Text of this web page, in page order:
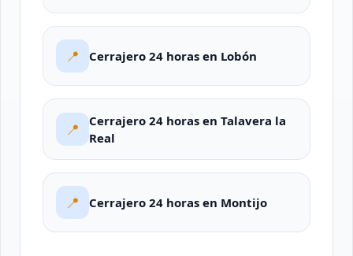
📍 Cerrajero 24 horas en Lobón
📍
Cerrajero 24 horas en Talavera la
Real
📍 Cerrajero 24 horas en Montijo